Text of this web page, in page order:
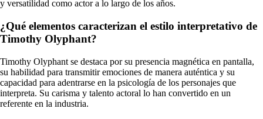
y versatilidad como actor a lo largo de los años.
¿Qué elementos caracterizan el estilo interpretativo de
Timothy Olyphant?
Timothy Olyphant se destaca por su presencia magnética en pantalla,
su habilidad para transmitir emociones de manera auténtica y su
capacidad para adentrarse en la psicología de los personajes que
interpreta. Su carisma y talento actoral lo han convertido en un
referente en la industria.